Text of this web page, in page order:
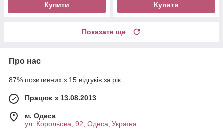
Купити Купити
Показати ще
Про нас
87% позитивних з 15 відгуків за рік
Працює з 13.08.2013
м. Одеса
ул. Корольова, 92, Одеса, Україна